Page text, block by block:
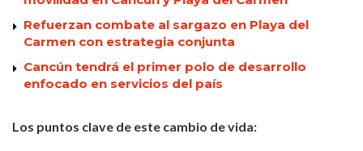
Refuerzan combate al sargazo en Playa del
Carmen con estrategia conjunta
Cancún tendrá el primer polo de desarrollo
enfocado en servicios del país
Los puntos clave de este cambio de vida: